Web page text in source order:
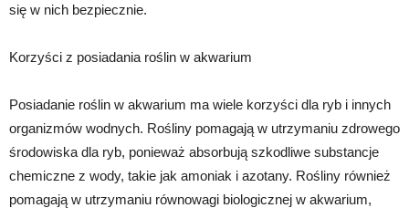
się w nich bezpiecznie.
Korzyści z posiadania roślin w akwarium
Posiadanie roślin w akwarium ma wiele korzyści dla ryb i innych
organizmów wodnych. Rośliny pomagają w utrzymaniu zdrowego
środowiska dla ryb, ponieważ absorbują szkodliwe substancje
chemiczne z wody, takie jak amoniak i azotany. Rośliny również
pomagają w utrzymaniu równowagi biologicznej w akwarium,